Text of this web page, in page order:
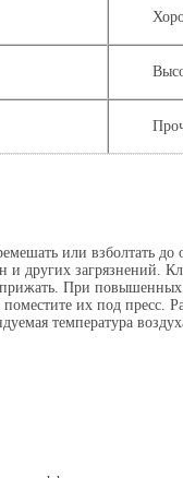
или взболтать до
других загрязнений.
прижать. При
их под пресс.
температура